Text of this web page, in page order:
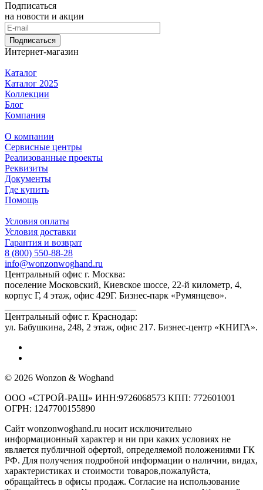
Подписаться
на новости и акции
Подписаться
Интернет-магазин
Каталог
Каталог 2025
Коллекции
Блог
Компания
О компании
Сервисные центры
Реализованные проекты
Реквизиты
Документы
Где купить
Помощь
Условия оплаты
Условия доставки
Гарантия и возврат
8 (800) 550-88-28
info@wonzonwoghand.ru
Центральный офис г. Москва:
поселение Московский, Киевское шоссе, 22-й километр, 4,
корпус Г, 4 этаж, офис 429Г. Бизнес-парк «Румянцево».
Центральный офис г. Краснодар:
ул. Бабушкина, 248, 2 этаж, офис 217. Бизнес-центр «КНИГА».
© 2026 Wonzon & Woghand
ООО «СТРОЙ-РАШ» ИНН:9726068573 КПП: 772601001
ОГРН: 1247700155890
Сайт wonzonwoghand.ru носит исключительно
информационный характер и ни при каких условиях не
является публичной офертой, определяемой положениями ГК
РФ. Для получения подробной информации о наличии, видах,
характеристиках и стоимости товаров,пожалуйста,
обращайтесь в офисы продаж. Согласие на использование